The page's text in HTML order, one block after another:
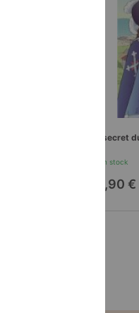
Le secret
En stock
10,90 €